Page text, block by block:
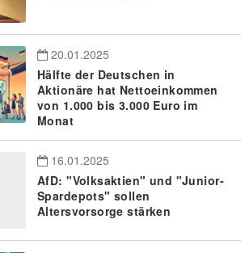
20.01.2025
Hälfte der Deutschen in
Aktionäre hat Nettoeinkommen
von 1.000 bis 3.000 Euro im
Monat
16.01.2025
AfD: "Volksaktien" und "Junior-
Spardepots" sollen
Altersvorsorge stärken